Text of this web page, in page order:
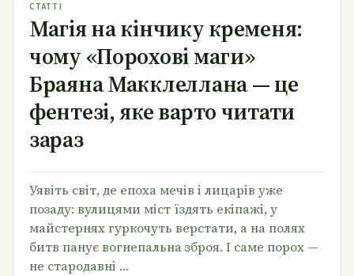
СТАТТІ
Магія на кінчику кременя:
чому «Порохові маги»
Браяна Макклеллана — це
фентезі, яке варто читати
зараз
Уявіть світ, де епоха мечів і лицарів уже
позаду: вулицями міст їздять екіпажі, у
майстернях гуркочуть верстати, а на полях
битв панує вогнепальна зброя. І саме порох —
не стародавні …